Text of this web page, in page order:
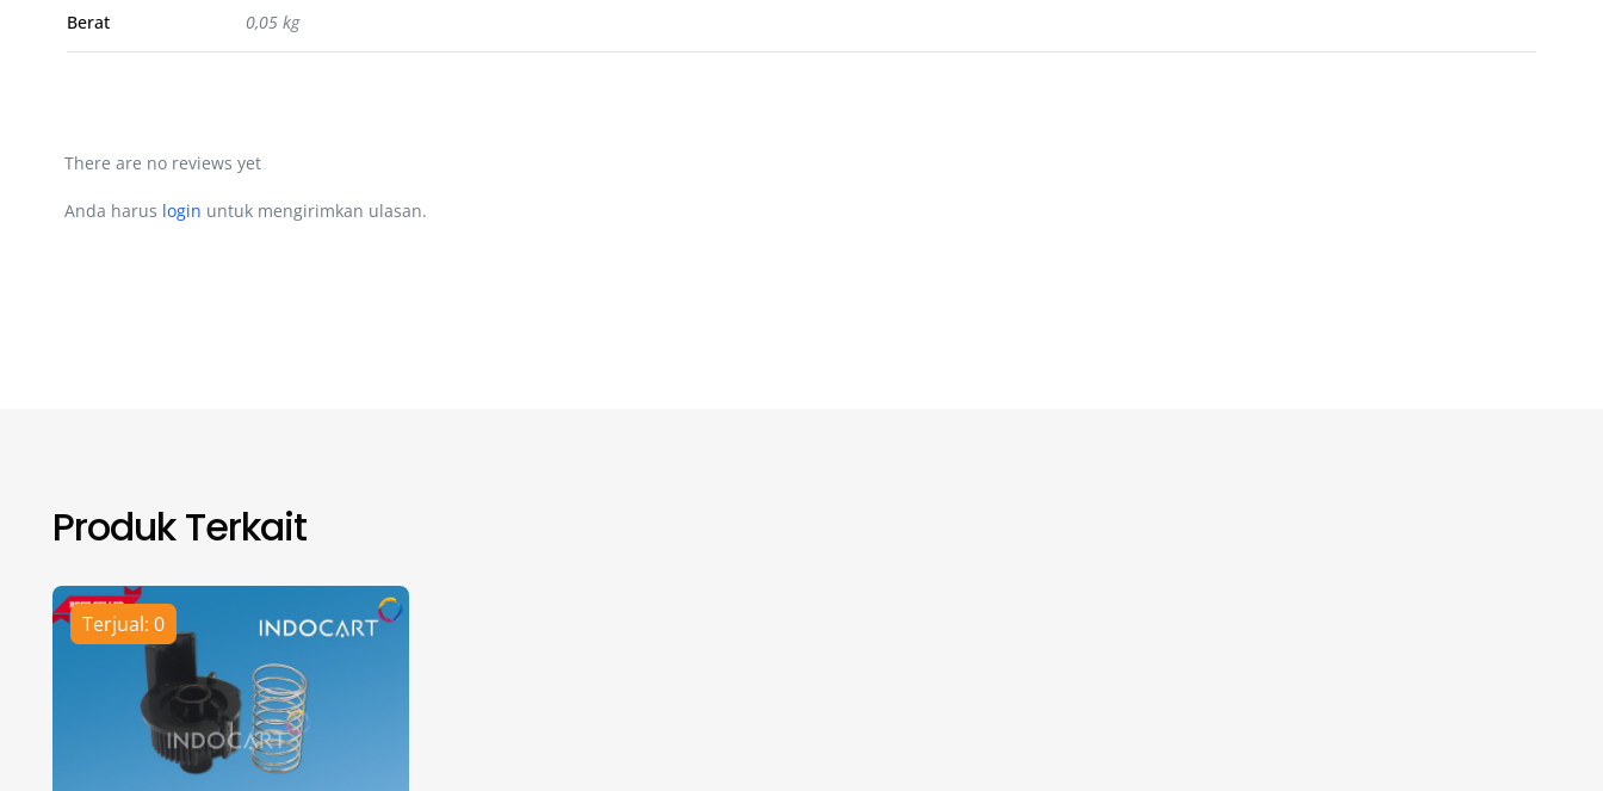
Berat 0,05 kg
There are no reviews yet
Anda harus login untuk mengirimkan ulasan.
Produk Terkait
Terjual: 0